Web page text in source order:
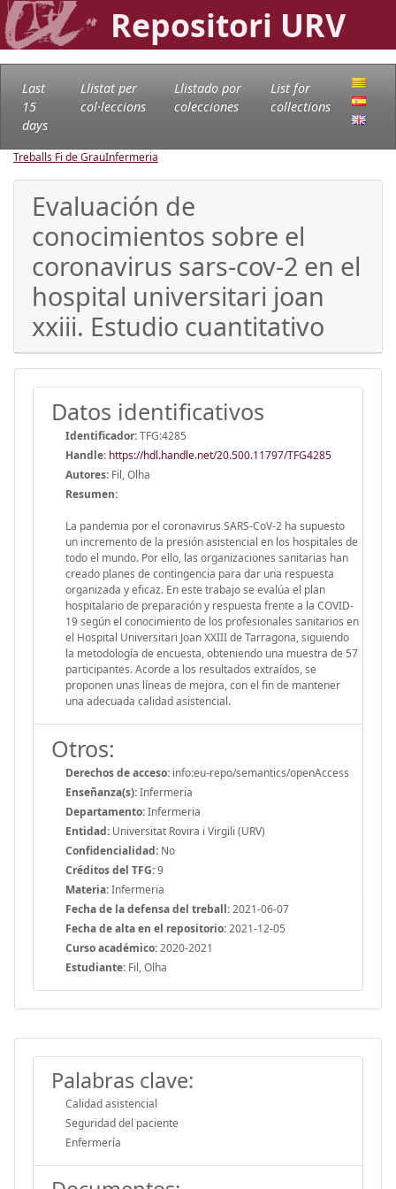
Repositori URV
Last
15
days
Llistat per
col·leccions
Llistado por
colecciones
List for
collections
Treballs Fi de GrauInfermeria
Evaluación de
conocimientos sobre el
coronavirus sars-cov-2 en el
hospital universitari joan
xxiii. Estudio cuantitativo
Datos identificativos
Identificador:TFG:4285
Handle: https://hdl.handle.net/20.500.11797/TFG4285
Autores: Fil, Olha
Resumen:
La pandemia por el coronavirus SARS-CoV-2 ha supuesto
un incremento de la presión asistencial en los hospitales de
todo el mundo. Por ello, las organizaciones sanitarias han
creado planes de contingencia para dar una respuesta
organizada y eficaz. En este trabajo se evalúa el plan
hospitalario de preparación y respuesta frente a la COVID-
19 según el conocimiento de los profesionales sanitarios en
el Hospital Universitari Joan XXIII de Tarragona, siguiendo
la metodología de encuesta, obteniendo una muestra de 57
participantes. Acorde a los resultados extraídos, se
proponen unas líneas de mejora, con el fin de mantener
una adecuada calidad asistencial.
Otros:
Derechos de acceso: info:eu-repo/semantics/openAccess
Enseñanza(s):Infermeria
Departamento:Infermeria
Entidad: Universitat Rovira i Virgili (URV)
Confidencialidad: No
Créditos del TFG:9
Materia:Infermeria
Fecha de la defensa del treball:2021-06-07
Fecha de alta en el repositorio:2021-12-05
Curso académico:2020-2021
Estudiante: Fil, Olha
Palabras clave:
Calidad asistencial
Seguridad del paciente
Enfermería